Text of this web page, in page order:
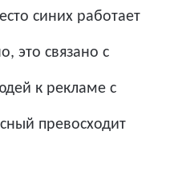
синих работает
это связано с
к рекламе с
превосходит